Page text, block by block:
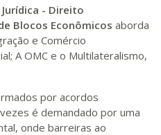
- Direito
Blocos Econômicos aborda
e Comércio
A OMC e o Multilateralismo,
por acordos
é demandado por uma
onde barreiras ao